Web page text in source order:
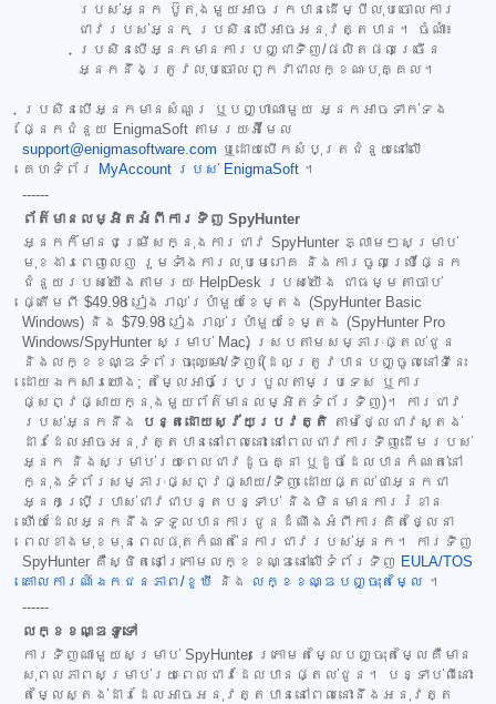
របស់អ្នក ប៊ូតុងមួយអាចរកបានដើម្បីលុបចោលការ
ជាវរបស់អ្នក ប្រសិនបើអាចអនុវត្តបាន។ ចំណាំ៖
ប្រសិនបើអ្នកមានការបញ្ជាទិញ/ផលិតផលច្រើន
អ្នកនឹងត្រូវលុបចោលពួកវាជាលក្ខណៈបុគ្គល។
ប្រសិនបើអ្នកមានសំណួរ ឬបញ្ហាណាមួយ អ្នកអាចទាក់ទង
ផ្នែកជំនួយ EnigmaSoft តាមរយៈអ៊ីមែល
support@enigmasoftware.com ឬដោយបើកសំបុត្រជំនួយនៅលើ
គេហទំព័រ
MyAccount របស់ EnigmaSoft ។
------
ព័ត៌មានលម្អិតអំពីការទិញ SpyHunter
អ្នកក៏មានជម្រើសក្នុងការជាវ SpyHunter ភ្លាមៗសម្រាប់
មុខងារពេញលេញ រួមទាំងការលុបមេរោគ និងការចូលប្រើផ្នែក
ជំនួយរបស់យើងតាមរយៈ HelpDesk របស់យើង ជាធម្មតាចាប់
ផ្តើមពី $49.98 រៀងរាល់ប្រាំមួយខែម្តង (SpyHunter Basic
Windows) និង $79.98 រៀងរាល់ប្រាំមួយខែម្តង (SpyHunter Pro
Windows/SpyHunter សម្រាប់ Mac) ស្របតាមសម្ភារៈផ្តល់ជូន
និងលក្ខខណ្ឌទំព័រចុះឈ្មោះ/ទិញ (ដែលត្រូវបានបញ្ចូលនៅទីនេះ
ដោយឯកសារយោង; តម្លៃអាចប្រែប្រួលតាមប្រទេស ឬការ
ផ្សព្វផ្សាយក្នុងមួយព័ត៌មានលម្អិតទំព័រទិញ)។ ការជាវ
របស់អ្នកនឹង
បន្តដោយស្វ័យប្រវត្តិ តាមថ្លៃជាវស្តង់
ដារដែលអាចអនុវត្តបាននៅពេលនោះ នៅពេលជាវការទិញដើមរបស់
អ្នក និងសម្រាប់រយៈពេលជាវដូចគ្នា ឬដូចដែលបានកំណត់នៅ
ក្នុងទំព័រសម្ភារៈផ្សព្វផ្សាយ/ទិញ ដោយផ្តល់ថាអ្នកជា
អ្នកប្រើប្រាស់ជាវជាបន្តបន្ទាប់ និងមិនមានការរំខាន
ហើយដែលអ្នកនឹងទទួលបានការជូនដំណឹងអំពីការគិតថ្លៃនា
ពេលខាងមុខមុនពេលផុតកំណត់នៃការជាវរបស់អ្នក។ ការទិញ
SpyHunter គឺស្ថិតនៅក្រោមលក្ខខណ្ឌនៅលើទំព័រទិញ EULA/TOS
គោលការណ៍ឯកជនភាព/ខូឃី
និង លក្ខខណ្ឌបញ្ចុះតម្លៃ ។
------
លក្ខខណ្ឌទូទៅ
ការទិញណាមួយសម្រាប់ SpyHunter ក្រោមតម្លៃបញ្ចុះតម្លៃគឺមាន
សុពលភាពសម្រាប់រយៈពេលជាវដែលបានផ្តល់ជូន។ បន្ទាប់ពីនោះ
តម្លៃស្តង់ដារដែលអាចអនុវត្តបាននៅពេលនោះនឹងអនុវត្ត